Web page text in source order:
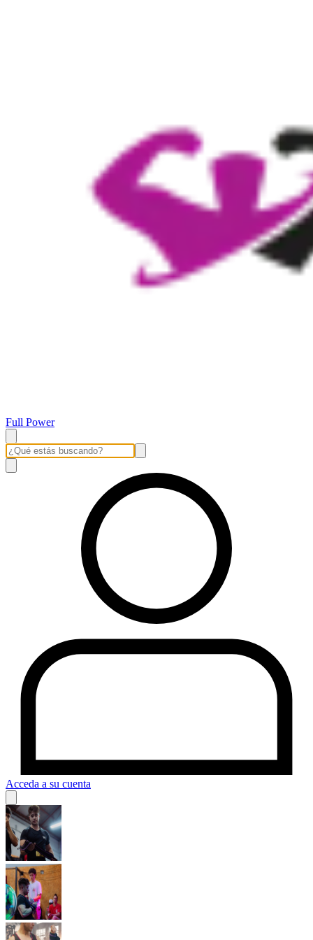
Full Power
Acceda a su cuenta